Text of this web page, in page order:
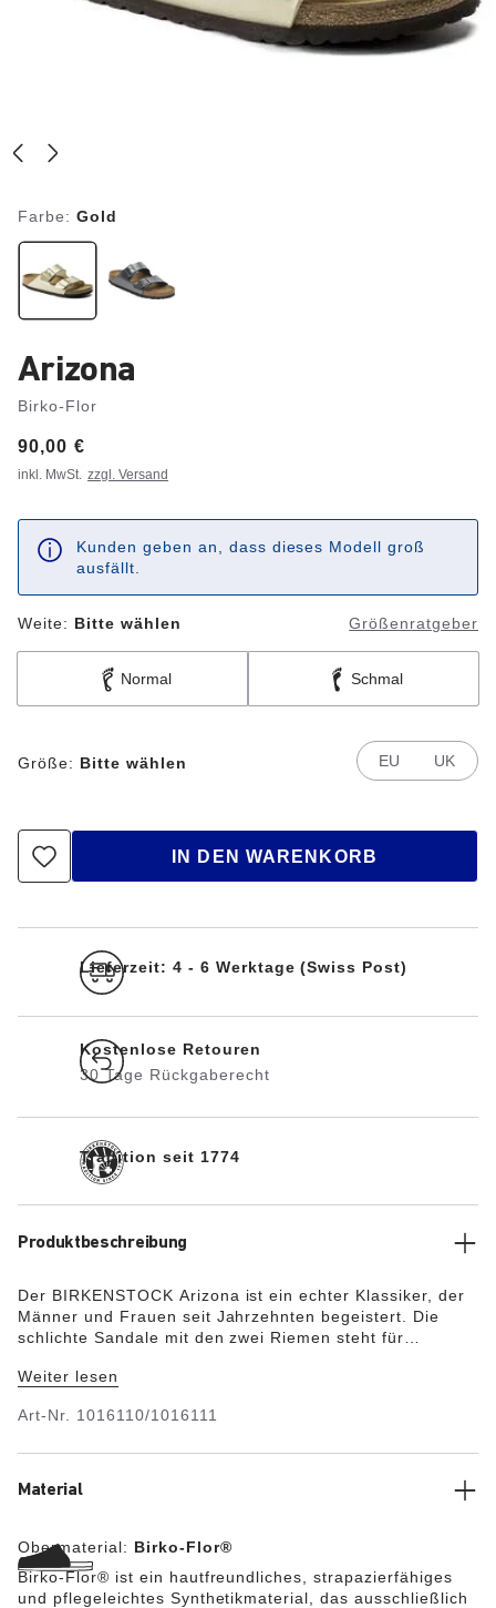
Farbe: Gold
Arizona
Birko-Flor
Price:
90,00 €
inkl. MwSt. zzgl. Versand
Kunden geben an, dass dieses Modell groß
ausfällt.
Weite: Bitte wählen Größenratgeber
Normal Schmal
Größe: Bitte wählen EU UK
IN DEN WARENKORB
Lieferzeit: 4 - 6 Werktage (Swiss Post)
Kostenlose Retouren
30 Tage Rückgaberecht
Tradition seit 1774
Produktbeschreibung
Der BIRKENSTOCK Arizona ist ein echter Klassiker, der
Männer und Frauen seit Jahrzehnten begeistert. Die
schlichte Sandale mit den zwei Riemen steht für
komfortablen Kultschuh entwickelt. Die farblich
Erscheinungsbild des Schuhs ab. Das Obermaterial
Weiter lesen
Art-Nr. 1016110/1016111
Material
Obermaterial: Birko-Flor®
Birko-Flor® ist ein hautfreundliches, strapazierfähiges
und pflegeleichtes Synthetikmaterial, das ausschließlich